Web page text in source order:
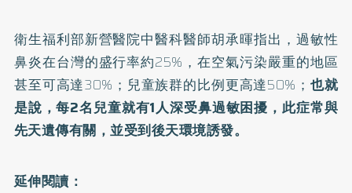
衛生福利部新營醫院中醫科醫師胡承暉指出，過敏性
鼻炎在台灣的盛行率約25%，在空氣污染嚴重的地區
甚至可高達30%；兒童族群的比例更高達50%； 也就
是說，每2名兒童就有1人深受鼻過敏困擾，此症常與
先天遺傳有關，並受到後天環境誘發。
延伸閱讀：